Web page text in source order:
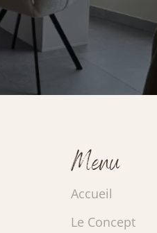
Menu
Accueil
Le Concept